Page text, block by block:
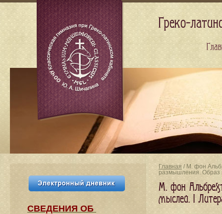
Главная / М. фон
размышления. Образ
М. фон
мыслей. I
СВЕДЕНИЯ​ ОБ
Греко-